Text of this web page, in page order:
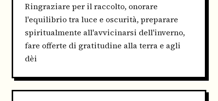
Ringraziare per il raccolto, onorare
l'equilibrio tra luce e oscurità, preparare
spiritualmente all'avvicinarsi dell'inverno,
fare offerte di gratitudine alla terra e agli
dèi